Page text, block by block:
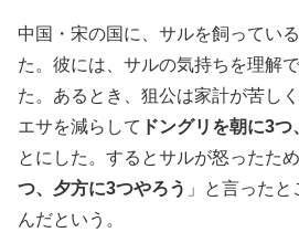
中国・宋の国に、サルを飼っている
た。彼には、サルの気持ちを理解
た。あるとき、狙公は家計が苦し
エサを減らして ドングリを朝に3
とにした。するとサルが怒ったため
つ、夕方に3つやろう 」と言った
んだという。